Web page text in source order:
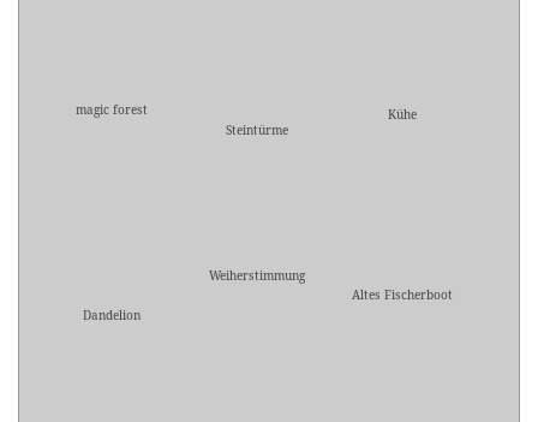
magic forest
Steintürme
Kühe
Dandelion
Weiherstimmung
Altes Fischerboot